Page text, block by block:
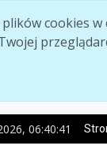
cookies
06:40:42